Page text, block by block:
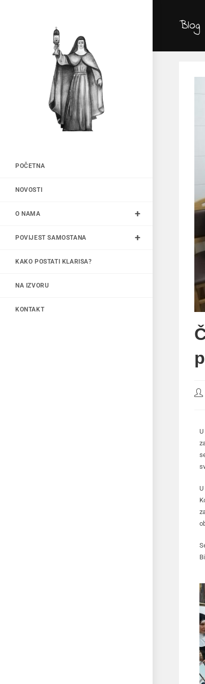
POČETNA
NOVOSTI
O NAMA
POVIJEST SAMOSTANA
KAKO POSTATI KLARISA?
NA IZVORU
KONTAKT
Blog